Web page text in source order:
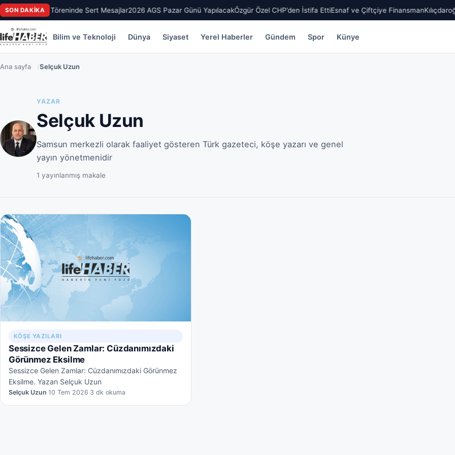
SON DAKIKAÜye Töreninde Sert Mesajlar2026 AGS Pazar Günü YapılacakÖzgür Özel CHP’den İstifa EttiEsnaf ve Çiftçiye Finansman
Bilim ve Teknoloji Dünya Siyaset Yerel Haberler Gündem Spor Künye
Ana sayfa /Selçuk Uzun
YAZAR
Selçuk Uzun
Samsun merkezli olarak faaliyet gösteren Türk gazeteci, köşe yazarı ve genel
yayın yönetmenidir
1 yayınlanmış makale
KÖŞE YAZILARI
Sessizce Gelen Zamlar: Cüzdanımızdaki
Görünmez Eksilme
Sessizce Gelen Zamlar: Cüzdanımızdaki Görünmez
Eksilme. Yazan Selçuk Uzun
Selçuk Uzun·10 Tem 2026·3 dk okuma